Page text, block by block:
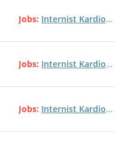
Jobs Internist Kardiologe Gastroenterologe Facharzt innere Medizin
Jobs Internist Kardiologe Gastroenterologe Facharzt innere Medizin
Jobs Internist Kardiologe Gastroenterologe Facharzt innere Medizin